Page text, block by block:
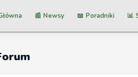
📰 Newsy 📖 Poradniki 📊